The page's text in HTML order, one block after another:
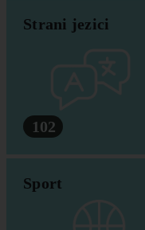
Strani jezici
102
Sport